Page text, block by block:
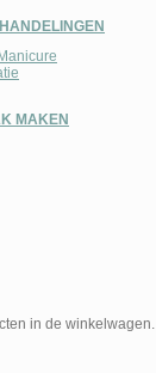
MAKEN
in de winkelwagen.